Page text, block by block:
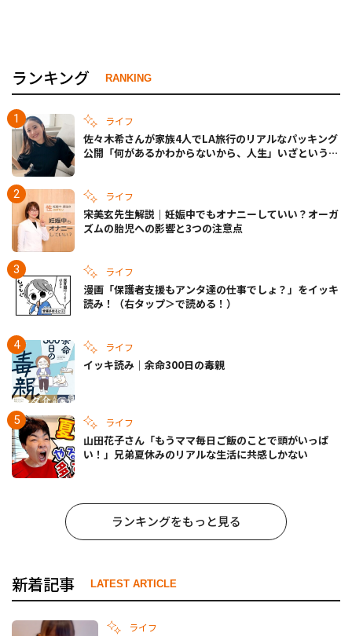
ランキング RANKING
ライフ
佐々木希さんが家族4人でLA旅行のリアルなパッキング
公開「何があるかわからないから、人生」いざというと
ライフ
宋美玄先生解説｜妊娠中でもオナニーしていい？オーガ
ズムの胎児への影響と3つの注意点
ライフ
漫画「保護者支援もアンタ達の仕事でしょ？」をイッキ
読み！（右タップ＞で読める！）
ライフ
イッキ読み｜余命300日の毒親
ライフ
山田花子さん「もうママ毎日ご飯のことで頭がいっぱ
い！」兄弟夏休みのリアルな生活に共感しかない
ランキングをもっと見る
新着記事 LATEST ARTICLE
ライフ